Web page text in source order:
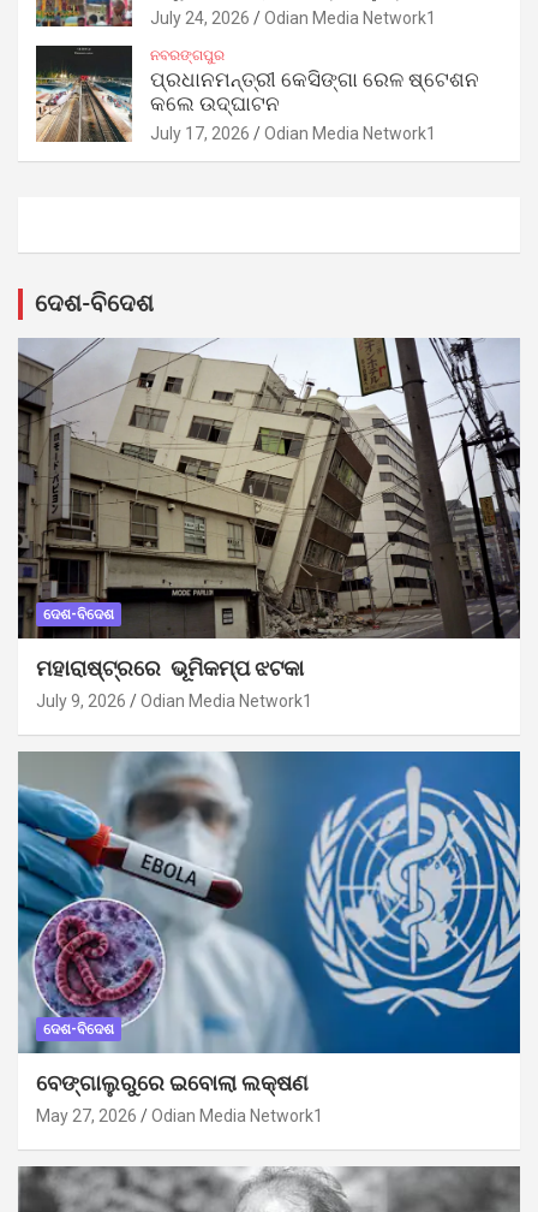
July 24, 2026 Odian Media Network1
ନବରଙ୍ଗପୁର
ପ୍ରଧାନମନ୍ତ୍ରୀ କେସିଙ୍ଗା ରେଳ ଷ୍ଟେଶନ
କଲେ ଉଦ୍‌ଘାଟନ
July 17, 2026 Odian Media Network1
ଦେଶ-ବିଦେଶ
ଦେଶ-ବିଦେଶ
ମହାରାଷ୍ଟ୍ରରେ ଭୂମିକମ୍ପ ଝଟକା
July 9, 2026 Odian Media Network1
ଦେଶ-ବିଦେଶ
ବେଙ୍ଗାଲୁରୁରେ ଇବୋଲା ଲକ୍ଷଣ
May 27, 2026 Odian Media Network1